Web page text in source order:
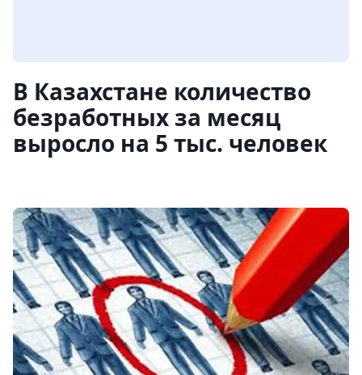
В Казахстане количество
безработных за месяц
выросло на 5 тыс. человек